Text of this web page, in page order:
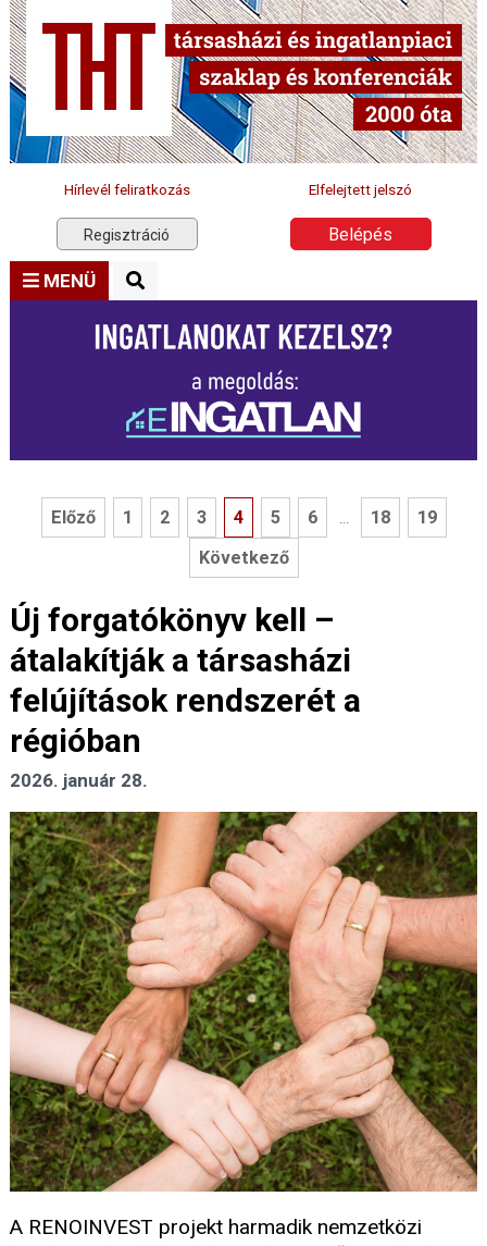
Hírlevél feliratkozás Elfelejtett jelszó
Regisztráció Belépés
MENÜ
Előző 1 2 3 4 5 6 ... 18
19
Következő
Új forgatókönyv kell –
átalakítják a társasházi
felújítások rendszerét a
régióban
2026. január 28.
A RENOINVEST projekt harmadik nemzetközi